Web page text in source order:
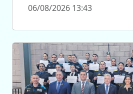
06/08/2026 13:43